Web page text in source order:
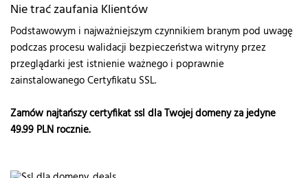
Nie trać zaufania Klientów
Podstawowym i najważniejszym czynnikiem branym pod uwagę
podczas procesu walidacji bezpieczeństwa witryny przez
przeglądarki jest istnienie ważnego i poprawnie
zainstalowanego Certyfikatu SSL.
Zamów najtańszy certyfikat ssl dla Twojej domeny za jedyne
49.99 PLN rocznie.